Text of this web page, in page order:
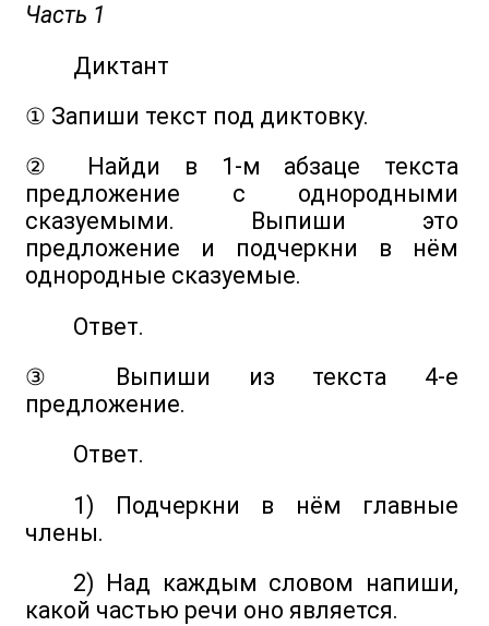
Часть 1
Диктант
① Запиши текст под диктовку.
② Найди в 1-м абзаце текста
предложение с однородными
сказуемыми. Выпиши это
предложение и подчеркни в нём
однородные сказуемые.
Ответ.
③ Выпиши из текста 4-е
предложение.
Ответ.
1) Подчеркни в нём главные
члены.
2) Над каждым словом напиши,
какой частью речи оно является.